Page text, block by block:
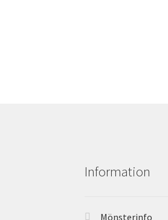
Information
Mönsterinfo